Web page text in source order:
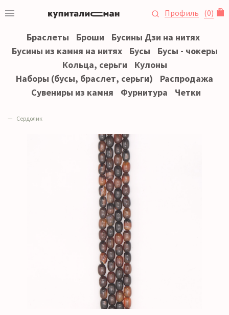
Профиль (0)
Браслеты Броши
Бусины Дзи на нитях
Бусины из камня на нитях
Бусы
Бусы - чокеры
Кольца, серьги
Кулоны
Наборы (бусы, браслет, серьги)
Распродажа
Сувениры из камня
Фурнитура Четки
Сердолик